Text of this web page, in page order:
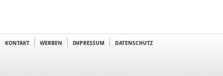
KONTAKT WERBEN IMPRESSUM DATENSCHUTZ